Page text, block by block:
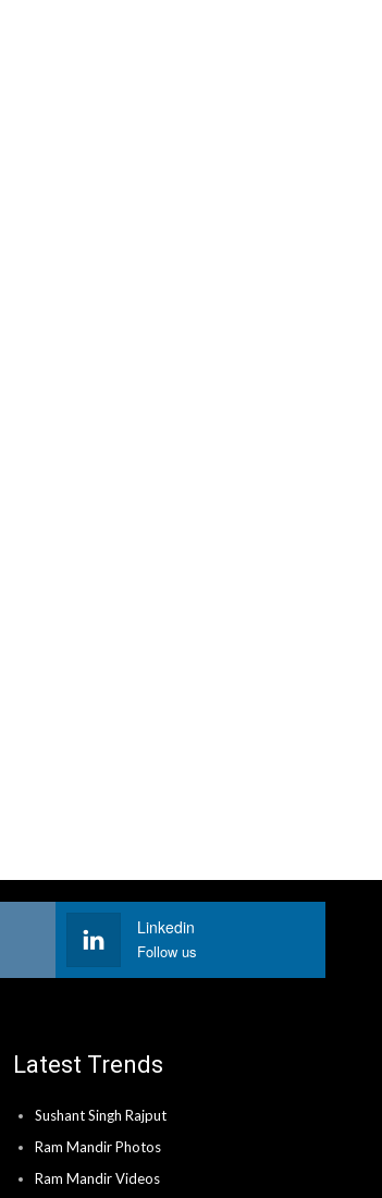
Linkedin
Follow us
Latest Trends
Sushant Singh Rajput
Ram Mandir Photos
Ram Mandir Videos